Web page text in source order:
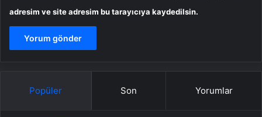
adresim ve site adresim bu tarayıcıya kaydedilsin.
Popüler Son Yorumlar